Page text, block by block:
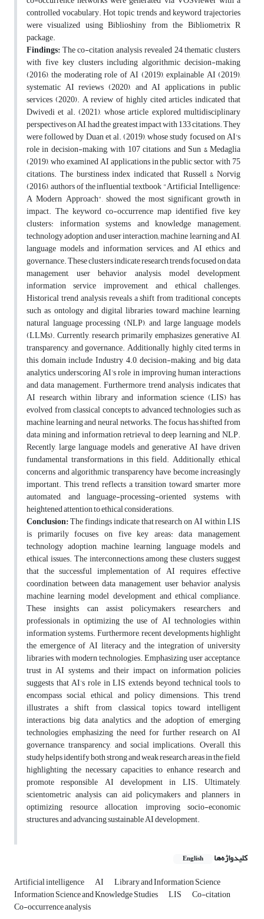
controlled vocabulary. Hot topic trends and keyword trajectories
were visualized using Biblioshiny from the Bibliometrix R
package.
Findings:The co-citation analysis revealed 24 thematic clusters,
with five key clusters including algorithmic decision-making
(2016), the moderating role of AI (2019), explainable AI (2019),
systematic AI reviews (2020), and AI applications in public
services (2020). A review of highly cited articles indicated that
Dwivedi et al. (2021), whose article explored multidisciplinary
perspectives on AI, had the greatest impact with 133 citations. They
were followed by Duan et al. (2019), whose study focused on AI's
role in decision-making, with 107 citations, and Sun & Medaglia
(2019), who examined AI applications in the public sector, with 75
citations. The burstiness index indicated that Russell & Norvig
(2016), authors of the influential textbook "Artificial Intelligence:
A Modern Approach", showed the most significant growth in
impact. The keyword co-occurrence map identified five key
clusters: information systems and knowledge management;
technology adoption and user interaction; machine learning and AI,
language models and information services; and AI ethics and
governance. These clusters indicate research trends focused on data
management, user behavior analysis, model development,
information service improvement, and ethical challenges.
Historical trend analysis reveals a shift from traditional concepts
such as ontology and digital libraries toward machine learning,
natural language processing (NLP), and large language models
(LLMs). Currently, research primarily emphasizes generative AI,
transparency, and governance. Additionally, highly cited terms in
this domain include Industry 4.0, decision-making, and big data
analytics, underscoring AI’s role in improving human interactions
and data management. Furthermore, trend analysis indicates that
AI research within library and information science (LIS) has
evolved from classical concepts to advanced technologies such as
machine learning and neural networks. The focus has shifted from
data mining and information retrieval to deep learning and NLP.
Recently, large language models and generative AI have driven
fundamental transformations in this field. Additionally, ethical
concerns and algorithmic transparency have become increasingly
important. This trend reflects a transition toward smarter, more
automated, and language-processing-oriented systems, with
heightened attention to ethical considerations.
Conclusion:The findings indicate that research on AI within LIS
is primarily focuses on five key areas: data management,
technology adoption, machine learning, language models, and
ethical issues. The interconnections among these clusters suggest
that the successful implementation of AI requires effective
coordination between data management, user behavior analysis,
machine learning model development, and ethical compliance.
These insights can assist policymakers, researchers, and
professionals in optimizing the use of AI technologies within
information systems. Furthermore, recent developments highlight
the emergence of AI literacy and the integration of university
libraries with modern technologies. Emphasizing user acceptance,
trust in AI systems, and their impact on information policies
suggests that AI’s role in LIS extends beyond technical tools to
encompass social, ethical, and policy dimensions. This trend
illustrates a shift from classical topics toward intelligent
interactions, big data analytics, and the adoption of emerging
technologies, emphasizing the need for further research on AI
governance, transparency, and social implications. Overall, this
study helps identify both strong and weak research areas in the field,
highlighting the necessary capacities to enhance research and
promote responsible AI development in LIS. Ultimately,
scientometric analysis can aid policymakers and planners in
optimizing resource allocation, improving socio-economic
structures, and advancing sustainable AI development.
کلیدواژه‌ها English
Artificial intelligence AI Library and Information Science
Information Science and Knowledge Studies LIS Co-citation
Co-occurrence analysis